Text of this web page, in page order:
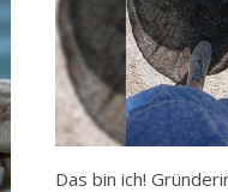
Das bin ich!